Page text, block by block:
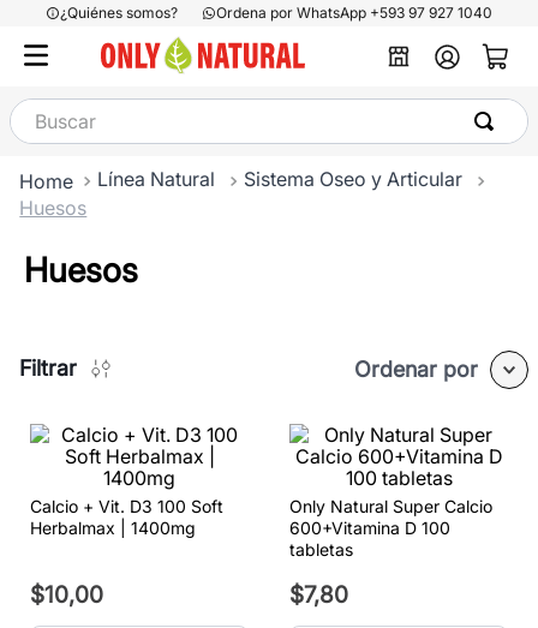
¿Quiénes somos? Ordena por WhatsApp +593 97 927 1040
Buscar
Línea Natural
Sistema Oseo y Articular
Huesos
Huesos
Filtrar Ordenar por
Calcio + Vit. D3 100 Soft
Herbalmax | 1400mg
$10,00
Only Natural Super Calcio
600+Vitamina D 100
tabletas
$7,80